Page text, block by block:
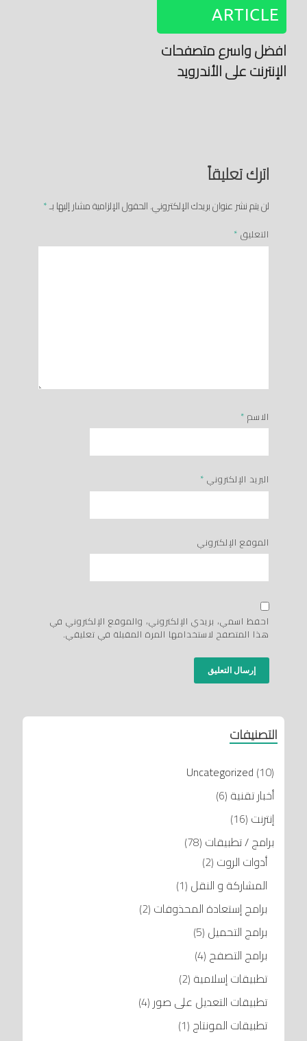
ARTICLE
افضل واسرع متصفحات
الإنترنت على الأندرويد
اترك تعليقاً
لن يتم نشر عنوان بريدك الإلكتروني.الحقول الإلزامية مشار إليها بـ*
التعليق *
الاسم *
البريد الإلكتروني *
الموقع الإلكتروني
احفظ اسمي، بريدي الإلكتروني، والموقع الإلكتروني في
هذا المتصفح لاستخدامها المرة المقبلة في تعليقي.
التصنيفات
Uncategorized (10)
أخبار تقنية (6)
إنترنت (16)
برامج / تطبيقات (78)
أدوات الروت (2)
المشاركة و النقل (1)
برامج إستعادة المحذوفات (2)
برامج التحميل (5)
برامج التصفح (4)
تطبيقات إسلامية (2)
تطبيقات التعديل على صور (4)
تطبيقات المونتاج (1)